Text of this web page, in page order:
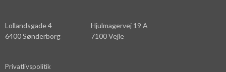
Lollandsgade 4
6400 Sønderborg
Hjulmagervej 19 A
7100 Vejle
Privatlivspolitik